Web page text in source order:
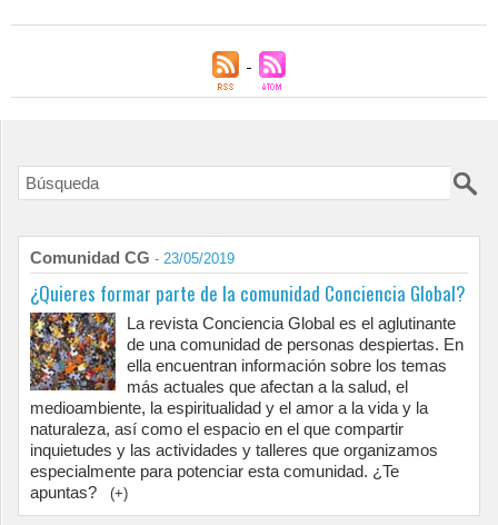
Comunidad CG - 23/05/2019
¿Quieres formar parte de la comunidad Conciencia Global?
La revista Conciencia Global es el aglutinante
de una comunidad de personas despiertas. En
ella encuentran información sobre los temas
más actuales que afectan a la salud, el
medioambiente, la espiritualidad y el amor a la vida y la
naturaleza, así como el espacio en el que compartir
inquietudes y las actividades y talleres que organizamos
especialmente para potenciar esta comunidad. ¿Te
apuntas?
(+)